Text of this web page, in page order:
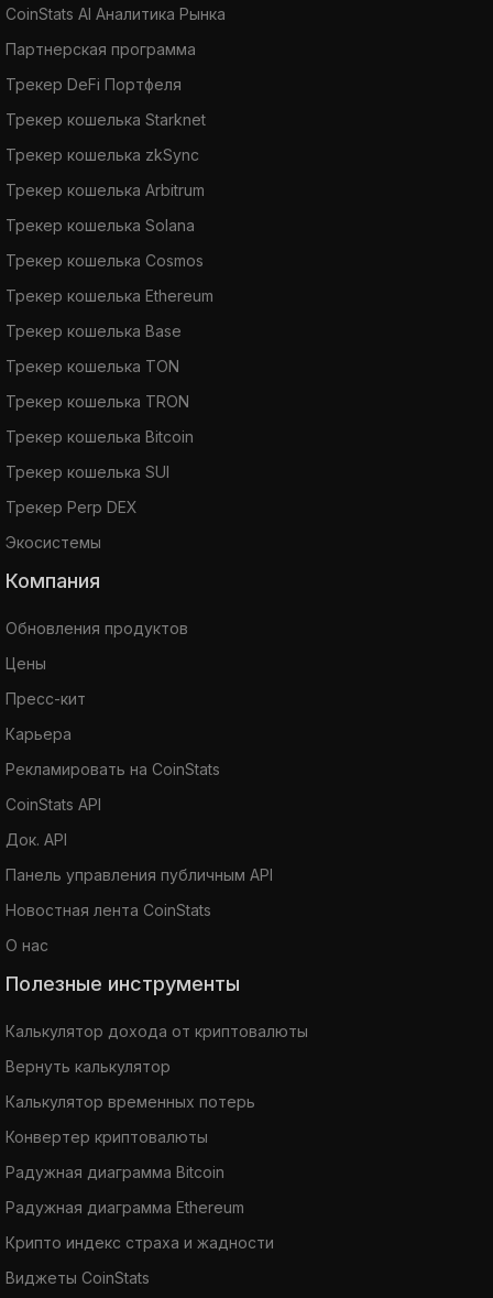
CoinStats AI Аналитика Рынка
Партнерская программа
Трекер DeFi Портфеля
Трекер кошелька Starknet
Трекер кошелька zkSync
Трекер кошелька Arbitrum
Трекер кошелька Solana
Трекер кошелька Cosmos
Трекер кошелька Ethereum
Трекер кошелька Base
Трекер кошелька TON
Трекер кошелька TRON
Трекер кошелька Bitcoin
Трекер кошелька SUI
Трекер Perp DEX
Экосистемы
Компания
Обновления продуктов
Цены
Пресс-кит
Карьера
Рекламировать на CoinStats
CoinStats API
Док. API
Панель управления публичным API
Новостная лента CoinStats
О нас
Полезные инструменты
Калькулятор дохода от криптовалюты
Вернуть калькулятор
Калькулятор временных потерь
Конвертер криптовалюты
Радужная диаграмма Bitcoin
Радужная диаграмма Ethereum
Крипто индекс страха и жадности
Виджеты CoinStats